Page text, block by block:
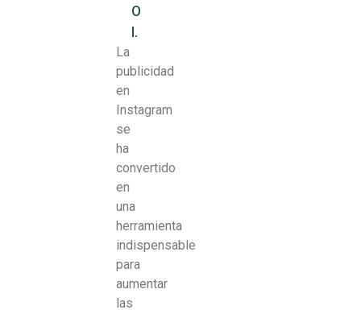
O
I.
La
publicidad
en
Instagram
se
ha
convertido
en
una
herramienta
indispensable
para
aumentar
las